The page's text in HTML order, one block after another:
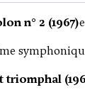
n° 2 (1967)
triomphal